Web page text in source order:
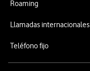
Roaming
Llamadas internacionales
Teléfono fijo